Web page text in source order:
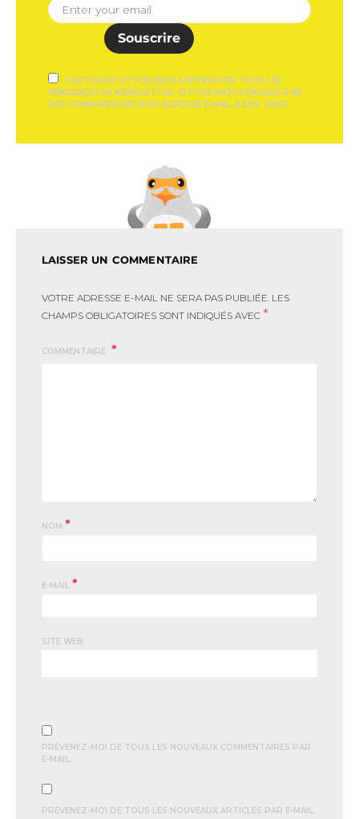
Souscrire
J'AUTORISE CITYCRUNCH À M'ENVOYER TOUS LES
VENDREDIS SA NEWSLETTER. CITYCRUNCH S'ENGAGE À NE
PAS COMMUNIQUER MON ADRESSE E-MAIL À DES TIERS.
LAISSER UN COMMENTAIRE
VOTRE ADRESSE E-MAIL NE SERA PAS PUBLIÉE. LES
CHAMPS OBLIGATOIRES SONT INDIQUÉS AVEC *
COMMENTAIRE
NOM *
E-MAIL *
SITE WEB
PRÉVENEZ-MOI DE TOUS LES NOUVEAUX COMMENTAIRES PAR
E-MAIL.
PRÉVENEZ-MOI DE TOUS LES NOUVEAUX ARTICLES PAR E-MAIL.